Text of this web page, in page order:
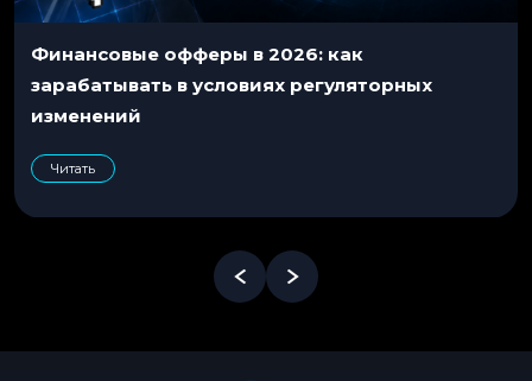
Финансовые офферы в 2026: как
зарабатывать в условиях регуляторных
изменений
Читать